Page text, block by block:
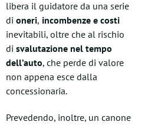
libera il guidatore da una serie
di oneri, incombenze e costi
inevitabili, oltre che al rischio
di svalutazione nel tempo
dell’auto, che perde di valore
non appena esce dalla
concessionaria.
Prevedendo, inoltre, un canone